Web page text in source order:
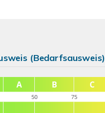
(Bedarfsausweis)